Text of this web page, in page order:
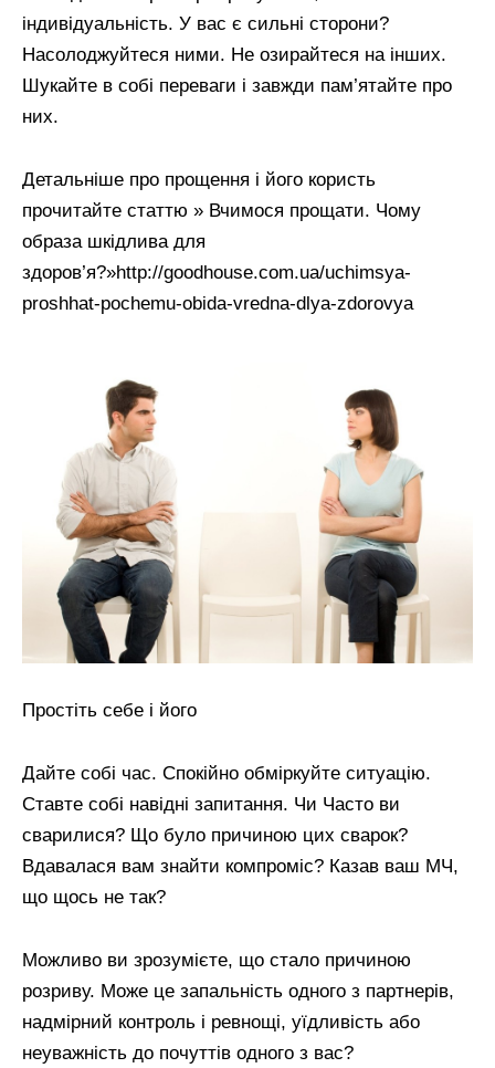
індивідуальність. У вас є сильні сторони?
Насолоджуйтеся ними. Не озирайтеся на інших.
Шукайте в собі переваги і завжди пам’ятайте про
них.
Детальніше про прощення і його користь
прочитайте статтю » Вчимося прощати. Чому
образа шкідлива для
здоров’я?»http://goodhouse.com.ua/uchimsya-
proshhat-pochemu-obida-vredna-dlya-zdorovya
Простіть себе і його
Дайте собі час. Спокійно обміркуйте ситуацію.
Ставте собі навідні запитання. Чи Часто ви
сварилися? Що було причиною цих сварок?
Вдавалася вам знайти компроміс? Казав ваш МЧ,
що щось не так?
Можливо ви зрозумієте, що стало причиною
розриву. Може це запальність одного з партнерів,
надмірний контроль і ревнощі, уїдливість або
неуважність до почуттів одного з вас?